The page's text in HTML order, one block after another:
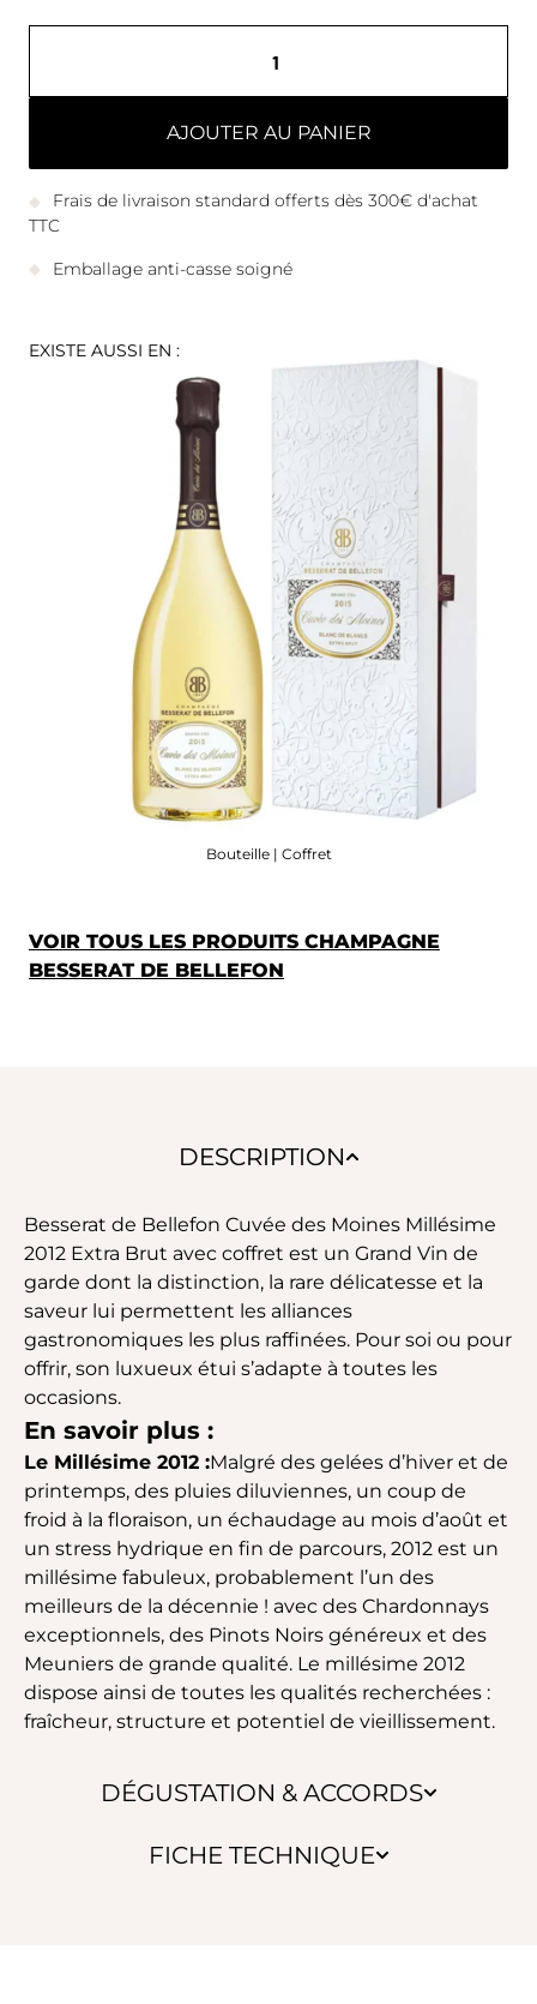
AJOUTER AU PANIER
Frais de livraison standard offerts dès 300€ d'achat
TTC
Emballage anti-casse soigné
EXISTE AUSSI EN :
Bouteille | Coffret
VOIR TOUS LES PRODUITS CHAMPAGNE
BESSERAT DE BELLEFON
DESCRIPTION
DÉGUSTATION & ACCORDS
FICHE TECHNIQUE
Besserat de Bellefon Cuvée des Moines Millésime
2012 Extra Brut avec coffret est un Grand Vin de
garde dont la distinction, la rare délicatesse et la
saveur lui permettent les alliances
gastronomiques les plus raffinées. Pour soi ou pour
offrir, son luxueux étui s’adapte à toutes les
occasions.
En savoir plus :
Le Millésime 2012 :Malgré des gelées d’hiver et de
printemps, des pluies diluviennes, un coup de
froid à la floraison, un échaudage au mois d’août et
un stress hydrique en fin de parcours, 2012 est un
millésime fabuleux, probablement l’un des
meilleurs de la décennie ! avec des Chardonnays
exceptionnels, des Pinots Noirs généreux et des
Meuniers de grande qualité. Le millésime 2012
dispose ainsi de toutes les qualités recherchées :
fraîcheur, structure et potentiel de vieillissement.